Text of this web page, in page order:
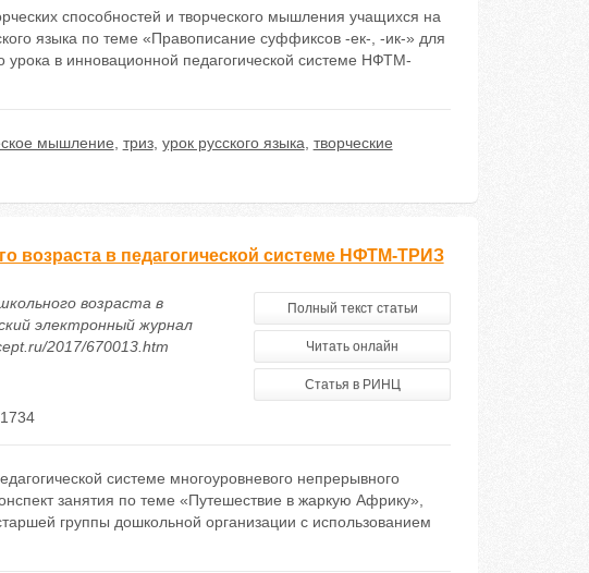
способностей и творческого мышления учащихся на
языка по теме «Правописание суффиксов -ек-, -ик-» для
урока в инновационной педагогической системе НФТМ-
мышление триз, урок русского языка творческие
возраста в педагогической системе НФТМ-ТРИЗ
возраста в
электронный журнал
2017/670013.htm
Полный текст статьи
Читать онлайн
Статья в РИНЦ
системе многоуровневого непрерывного
занятия по теме «Путешествие в жаркую Африку»,
группы дошкольной организации с использованием